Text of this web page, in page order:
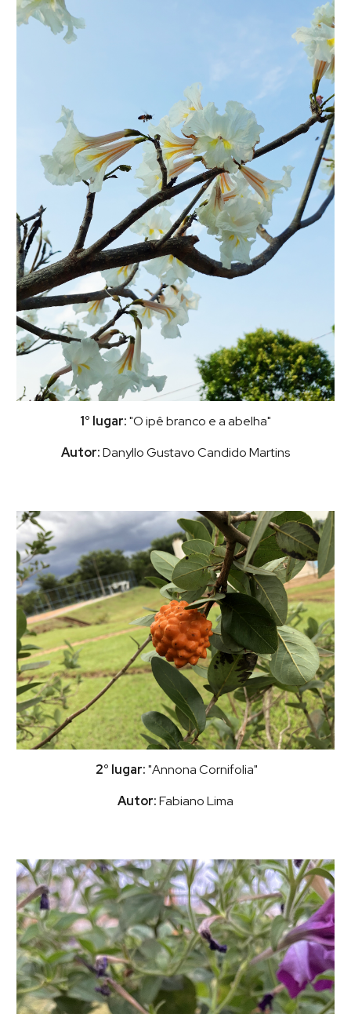
1° lugar:"O ipê branco e a abelha"
Autor:Danyllo Gustavo Candido Martins
2° lugar:"Annona Cornifolia"
Autor:Fabiano Lima